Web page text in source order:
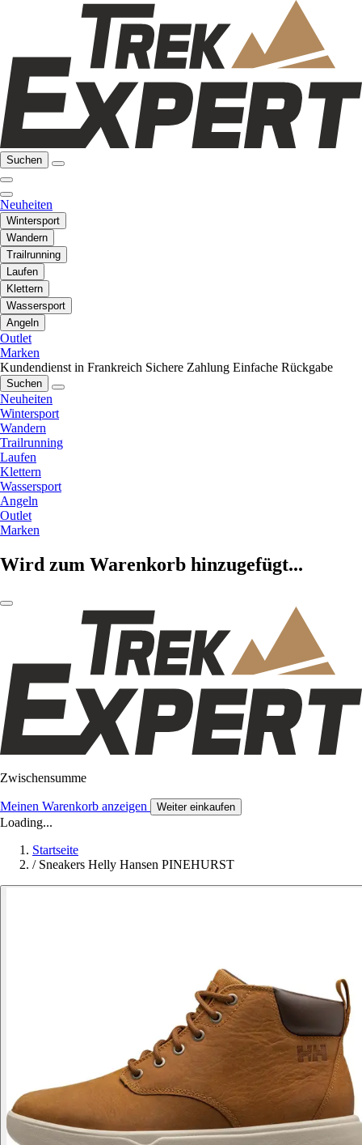
Suchen
Neuheiten
Wintersport
Wandern
Trailrunning
Laufen
Klettern
Wassersport
Angeln
Outlet
Marken
Kundendienst in Frankreich Sichere Zahlung Einfache Rückgabe
Suchen
Neuheiten
Wintersport
Wandern
Trailrunning
Laufen
Klettern
Wassersport
Angeln
Outlet
Marken
Wird zum Warenkorb hinzugefügt...
Zwischensumme
Meinen Warenkorb anzeigen Weiter einkaufen
Loading...
Startseite
/ Sneakers Helly Hansen PINEHURST